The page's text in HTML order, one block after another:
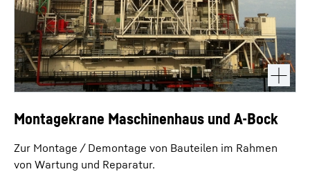
Montagekrane Maschinenhaus und A-Bock
Zur Montage / Demontage von Bauteilen im Rahmen
von Wartung und Reparatur.